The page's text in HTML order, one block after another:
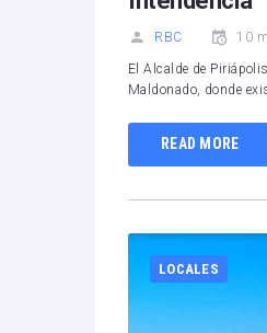
RBC 10
El Alcalde de
Maldonado, donde
READ MORE
LOCALES